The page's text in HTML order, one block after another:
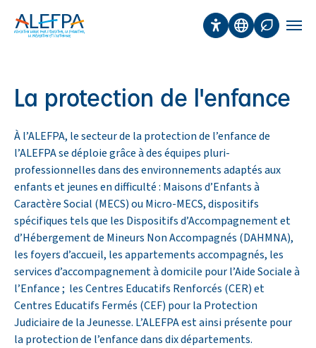
Aller au contenu principal
Accessibilité
Traduction
Affichage
La protection de l'enfance
À l’ALEFPA, le secteur de la protection de l’enfance de
l’ALEFPA se déploie grâce à des équipes pluri-
professionnelles dans des environnements adaptés aux
enfants et jeunes en difficulté : Maisons d’Enfants à
Caractère Social (MECS) ou Micro-MECS, dispositifs
spécifiques tels que les Dispositifs d’Accompagnement et
d’Hébergement de Mineurs Non Accompagnés (DAHMNA),
les foyers d’accueil, les appartements accompagnés, les
services d’accompagnement à domicile pour l’Aide Sociale à
l’Enfance ; les Centres Educatifs Renforcés (CER) et
Centres Educatifs Fermés (CEF) pour la Protection
Judiciaire de la Jeunesse. L’ALEFPA est ainsi présente pour
la protection de l’enfance dans dix départements.